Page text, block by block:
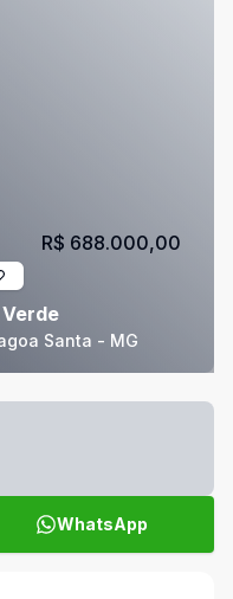
Santa - MG
R$ 688.000,00
WhatsApp